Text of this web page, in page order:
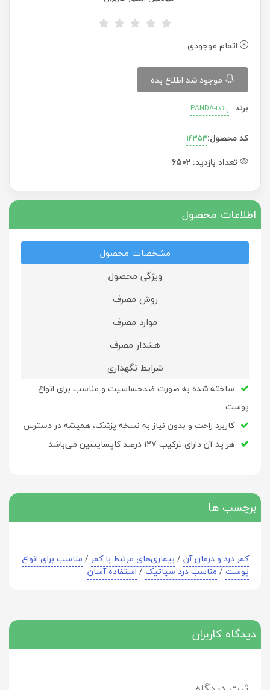
اتمام موجودی
موجود شد اطلاع بده
برند: پاندا-PANDA
کد محصول:14353
تعداد بازدید: 6502
اطلاعات محصول
مشخصات محصول
ویژگی محصول
روش مصرف
موارد مصرف
هشدار مصرف
شرایط نگهداری
ساخته شده به صورت ضدحساسیت و مناسب برای انواع
پوست
کاربرد راحت و بدون نیاز به نسخه پزشک، همیشه در دسترس
هر پد آن دارای ترکیب ۱۲۷ درصد کاپسایسین می‌باشد
برچسب ها
کمر درد و درمان آن/ بیماری‌های مرتبط با کمر/ مناسب برای انواع
پوست/مناسب درد سیاتیک/استفاده آسان
دیدگاه کاربران